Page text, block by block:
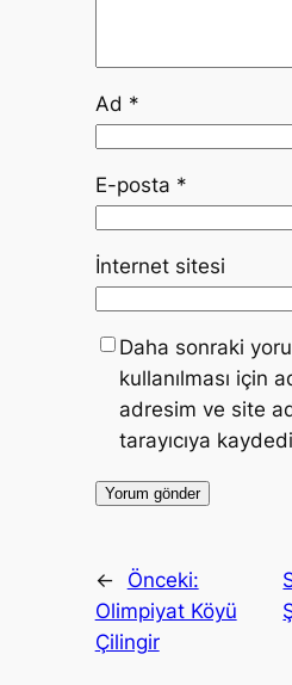
Ad *
E-posta *
İnternet sitesi
Daha sonraki
kullanılması için
adresim ve site
tarayıcıya
←
Önceki:
Olimpiyat Köyü
Çilingir